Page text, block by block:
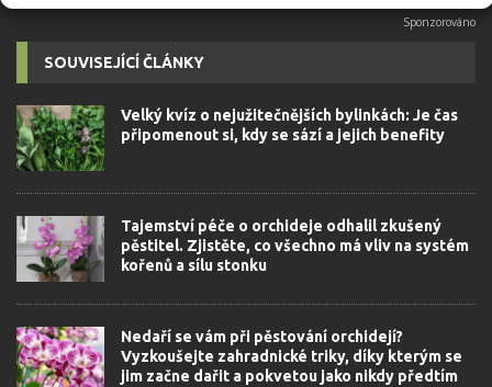
SOUVISEJÍCÍ ČLÁNKY
Velký kvíz o nejužitečnějších bylinkách: Je čas
připomenout si, kdy se sází a jejich benefity
Tajemství péče o orchideje odhalil zkušený
pěstitel. Zjistěte, co všechno má vliv na systém
kořenů a sílu stonku
Nedaří se vám při pěstování orchidejí?
Vyzkoušejte zahradnické triky, díky kterým se
jim začne dařit a pokvetou jako nikdy předtím